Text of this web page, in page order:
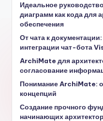
Идеальное
диаграмм как кода для
обеспечения
От чата к
интеграции чат-бота
ArchiMate для
согласование
Понимание ArchiMate:
концепций
Создание прочного
начинающих